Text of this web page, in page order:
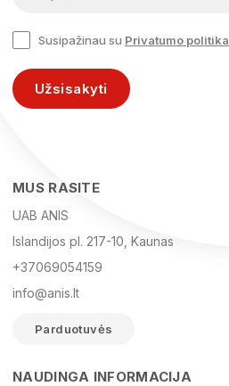
Susipažinau su Privatumo politika
Užsisakyti
MUS RASITE
UAB ANIS
Islandijos pl. 217-10, Kaunas
+37069054159
info@anis.lt
Parduotuvės
NAUDINGA INFORMACIJA